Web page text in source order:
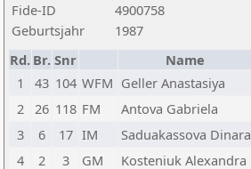
Fide-ID
4900758
Geburtsjahr
1987
Rd. Br. Snr Name
1
43 104 WFM Geller Anastasiya
2
26 118 FM Antova Gabriela
3
6 17 IM Saduakassova Dinara
4
2 3 GM Kosteniuk Alexandra